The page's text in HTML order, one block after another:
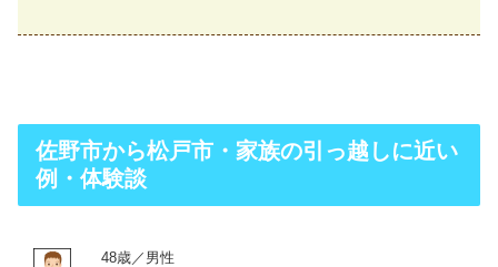
佐野市から松戸市・家族の引っ越しに近い
例・体験談
48歳／男性